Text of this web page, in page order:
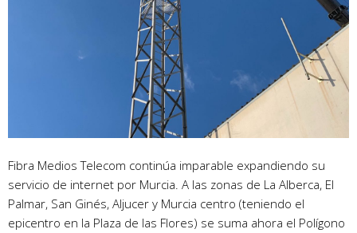
Fibra Medios Telecom continúa imparable expandiendo su
servicio de internet por Murcia. A las zonas de La Alberca, El
Palmar, San Ginés, Aljucer y Murcia centro (teniendo el
epicentro en la Plaza de las Flores) se suma ahora el Polígono